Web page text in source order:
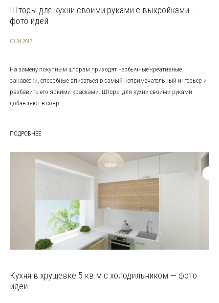
Шторы для кухни своими руками с выкройками —
фото идей
03.04.2017
На замену покупным шторам приходят необычные креативные
занавески, способные вписаться в самый непримечательный интерьер и
разбавить его яркими красками. Шторы для кухни своими руками
добавляют в совр...
ПОДРОБНЕЕ
Кухня в хрущевке 5 кв м с холодильником — фото
идеи